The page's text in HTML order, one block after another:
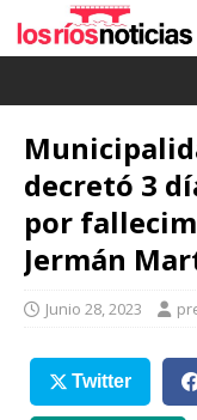
decretó 3
por
Jermán
Junio 28, 2023
Twitter